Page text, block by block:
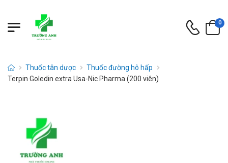
0
Thuốc tân dược
Thuốc đường hô hấp
Terpin Goledin extra Usa-Nic Pharma (200 viên)